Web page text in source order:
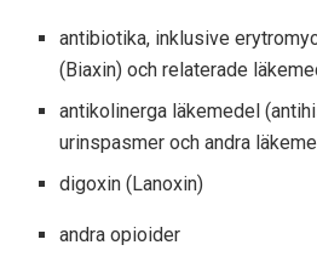
antibiotika, inklusive
(Biaxin) och relaterade
antikolinerga läkemedel
urinspasmer och andra
digoxin (Lanoxin)
andra opioider